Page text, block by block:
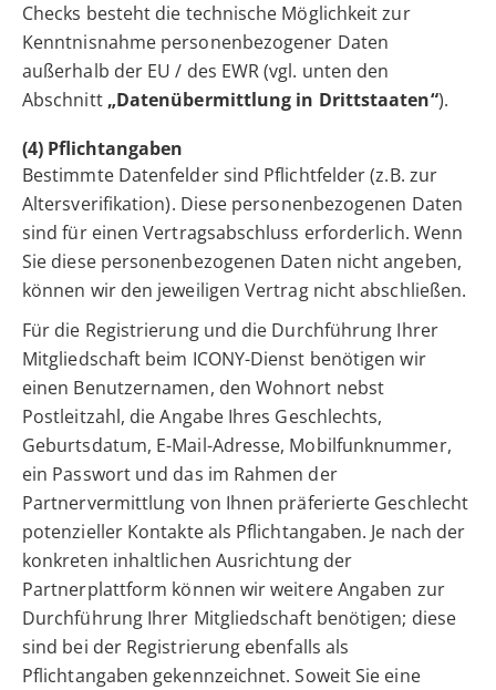
Checks besteht die technische Möglichkeit zur
Kenntnisnahme personenbezogener Daten
außerhalb der EU / des EWR (vgl. unten den
Abschnitt „Datenübermittlung in Drittstaaten“).
(4) Pflichtangaben
Bestimmte Datenfelder sind Pflichtfelder (z.B. zur
Altersverifikation). Diese personenbezogenen Daten
sind für einen Vertragsabschluss erforderlich. Wenn
Sie diese personenbezogenen Daten nicht angeben,
können wir den jeweiligen Vertrag nicht abschließen.
Für die Registrierung und die Durchführung Ihrer
Mitgliedschaft beim ICONY-Dienst benötigen wir
einen Benutzernamen, den Wohnort nebst
Postleitzahl, die Angabe Ihres Geschlechts,
Geburtsdatum, E-Mail-Adresse, Mobilfunknummer,
ein Passwort und das im Rahmen der
Partnervermittlung von Ihnen präferierte Geschlecht
potenzieller Kontakte als Pflichtangaben. Je nach der
konkreten inhaltlichen Ausrichtung der
Partnerplattform können wir weitere Angaben zur
Durchführung Ihrer Mitgliedschaft benötigen; diese
sind bei der Registrierung ebenfalls als
Pflichtangaben gekennzeichnet. Soweit Sie eine